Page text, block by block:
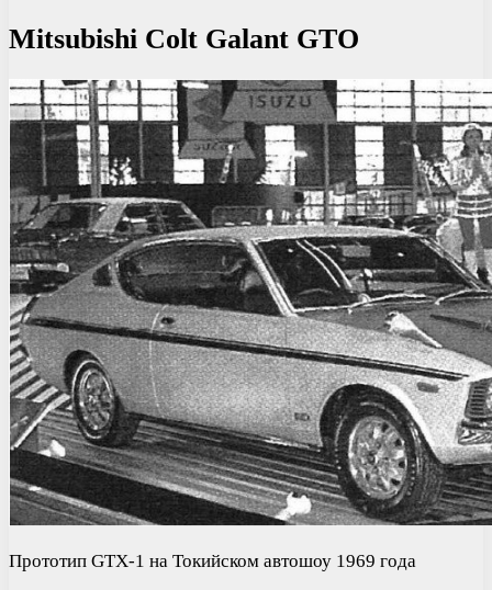
Mitsubishi Colt Galant GTO
Прототип GTX-1 на Токийском автошоу 1969 года